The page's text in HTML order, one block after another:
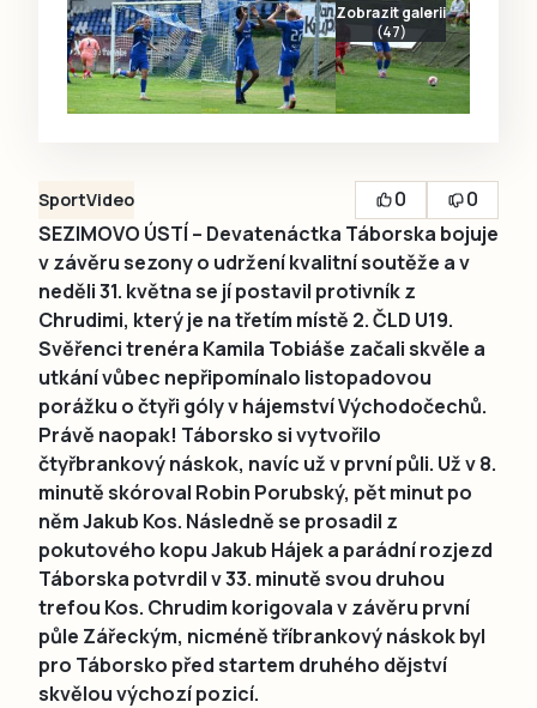
Zobrazit galerii
(47)
SportVideo 0
0
SEZIMOVO ÚSTÍ – Devatenáctka Táborska bojuje
v závěru sezony o udržení kvalitní soutěže a v
neděli 31. května se jí postavil protivník z
Chrudimi, který je na třetím místě 2. ČLD U19.
Svěřenci trenéra Kamila Tobiáše začali skvěle a
utkání vůbec nepřipomínalo listopadovou
porážku o čtyři góly v hájemství Východočechů.
Právě naopak! Táborsko si vytvořilo
čtyřbrankový náskok, navíc už v první půli. Už v 8.
minutě skóroval Robin Porubský, pět minut po
něm Jakub Kos. Následně se prosadil z
pokutového kopu Jakub Hájek a parádní rozjezd
Táborska potvrdil v 33. minutě svou druhou
trefou Kos. Chrudim korigovala v závěru první
půle Zářeckým, nicméně tříbrankový náskok byl
pro Táborsko před startem druhého dějství
skvělou výchozí pozicí.